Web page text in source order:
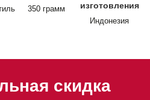
350 грамм
изготовления
Индонезия
скидка